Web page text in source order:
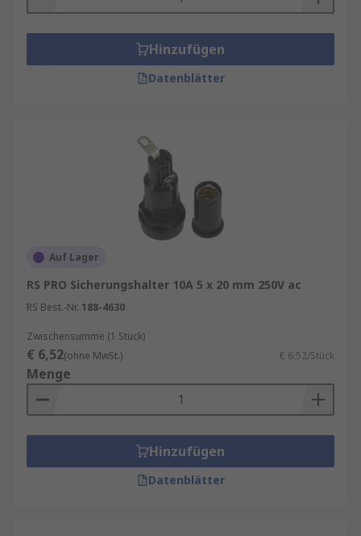
Hinzufügen
Datenblätter
Auf Lager
RS PRO Sicherungshalter 10A 5 x 20 mm 250V ac
RS Best.-Nr. 188-4630
Zwischensumme (1 Stück)
€ 6,52(ohne MwSt.) € 6,52/Stück
Menge
Hinzufügen
Datenblätter